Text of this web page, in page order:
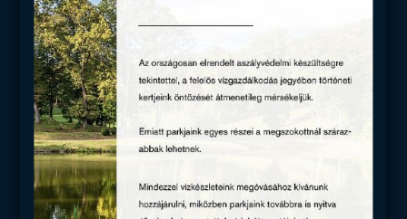
 Munkatársaink
 Szakmai híreink
 Partnereink
 Sajtómegjelenések
 Karrier
HASZNOS